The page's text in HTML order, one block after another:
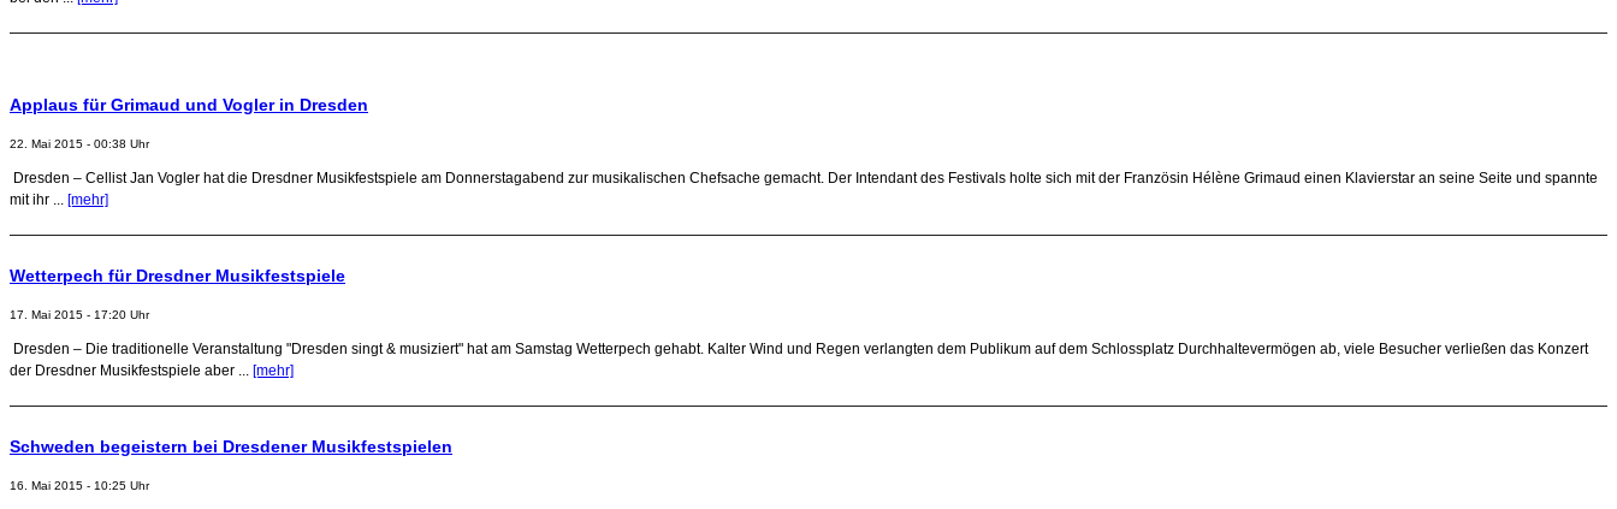
Applaus für Grimaud und Vogler in Dresden
22. Mai 2015 - 00:38 Uhr
Dresden – Cellist Jan Vogler hat die Dresdner Musikfestspiele am Donnerstagabend zur musikalischen Chefsache gemacht. Der Intendant des Festivals holte sich mit der Französin Hélène Grimaud einen Klavierstar an seine Seite und spannte
mit ihr ... [mehr]
Wetterpech für Dresdner Musikfestspiele
17. Mai 2015 - 17:20 Uhr
Dresden – Die traditionelle Veranstaltung "Dresden singt & musiziert" hat am Samstag Wetterpech gehabt. Kalter Wind und Regen verlangten dem Publikum auf dem Schlossplatz Durchhaltevermögen ab, viele Besucher verließen das Konzert
der Dresdner Musikfestspiele aber ... [mehr]
Schweden begeistern bei Dresdener Musikfestspielen
16. Mai 2015 - 10:25 Uhr